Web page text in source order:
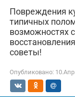
Повреждения
типичных
возможностях
советы!
Опубликовано: